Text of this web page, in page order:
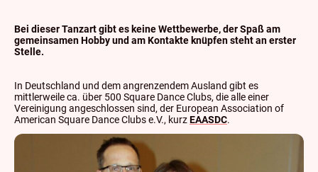
Bei dieser Tanzart gibt es keine Wettbewerbe, der Spaß am
gemeinsamen Hobby und am Kontakte knüpfen steht an erster
Stelle.
In Deutschland und dem angrenzendem Ausland gibt es
mittlerweile ca. über 500 Square Dance Clubs, die alle einer
Vereinigung angeschlossen sind, der European Association of
American Square Dance Clubs e.V., kurzEAASDC.